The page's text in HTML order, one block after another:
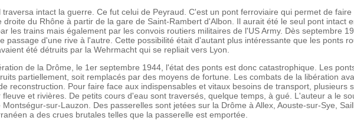
traversa intact la guerre. Ce fut celui de Peyraud. C'est un pont ferroviaire qui permet de
droite du Rhône à partir de la gare de Saint-Rambert d'Albon. Il aurait été le seul pont intact
les trains mais également par les convois routiers militaires de l'US Army. Dès septembre
passage d'une rive à l'autre. Cette possibilité était d'autant plus intéressante que les ponts
été détruits par la Wehrmacht qui se repliait vers Lyon.
de la Drôme, le 1er septembre 1944, l'état des ponts est donc catastrophique. Les
partiellement, soit remplacés par des moyens de fortune. Les combats de la libération
reconstruction. Pour faire face aux indispensables et vitaux besoins de transport, plusieurs
fleuve et rivières. De petits cours d'eau sont traversés, quelque temps, à gué. L'auteur a le
Montségur-sur-Lauzon. Des passerelles sont jetées sur la Drôme à Allex, Aouste-sur-Sye,
a des crues brutales telles que la passerelle est emportée.